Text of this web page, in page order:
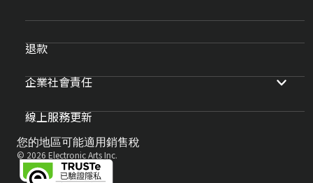
退款
企業社會責任
線上服務更新
您的地區可能適用銷售稅
© 2026 Electronic Arts Inc.